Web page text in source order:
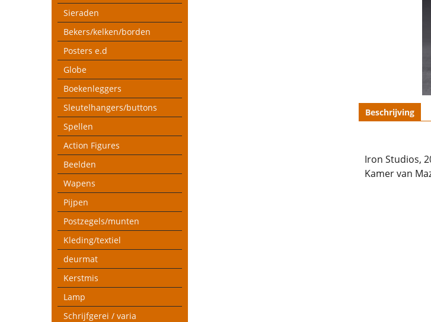
Sieraden
Bekers/kelken/borden
Posters e.d
Globe
Boekenleggers
Sleutelhangers/buttons
Spellen
Action Figures
Beelden
Wapens
Pijpen
Postzegels/munten
Kleding/textiel
deurmat
Kerstmis
Lamp
Schrijfgerei / varia
Beschrijving
Iron Studios,
Kamer van